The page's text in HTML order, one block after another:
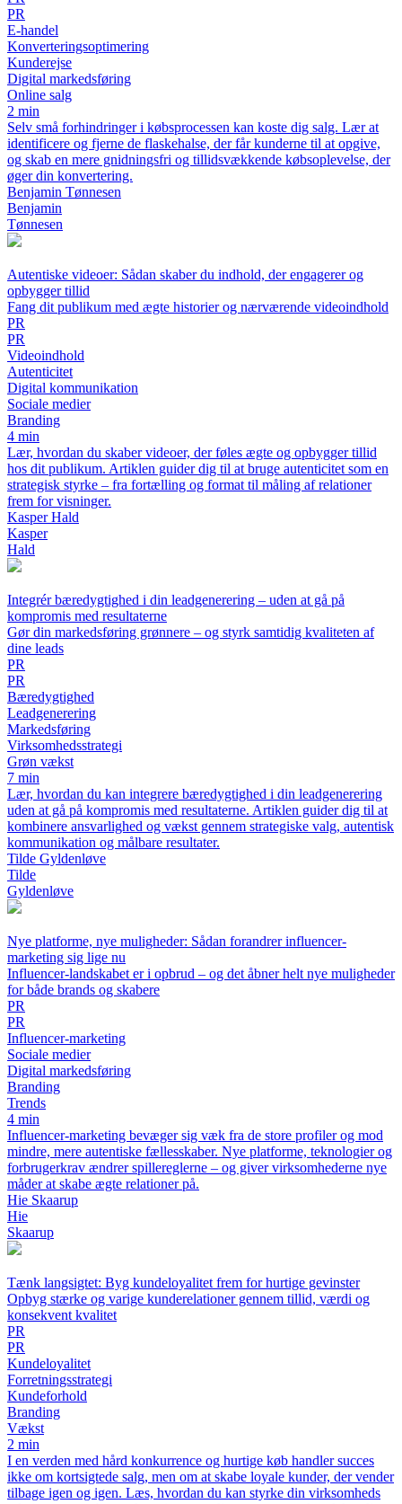
PR
E-handel
Konverteringsoptimering
Kunderejse
Digital markedsføring
Online salg
2 min
Selv små forhindringer i købsprocessen kan koste dig salg. Lær at
identificere og fjerne de flaskehalse, der får kunderne til at opgive,
og skab en mere gnidningsfri og tillidsvækkende købsoplevelse, der
øger din konvertering.
Benjamin Tønnesen
Benjamin
Tønnesen
Autentiske videoer: Sådan skaber du indhold, der engagerer og
opbygger tillid
Fang dit publikum med ægte historier og nærværende videoindhold
PR
PR
Videoindhold
Autenticitet
Digital kommunikation
Sociale medier
Branding
4 min
Lær, hvordan du skaber videoer, der føles ægte og opbygger tillid
hos dit publikum. Artiklen guider dig til at bruge autenticitet som en
strategisk styrke – fra fortælling og format til måling af relationer
frem for visninger.
Kasper Hald
Kasper
Hald
Integrér bæredygtighed i din leadgenerering – uden at gå på
kompromis med resultaterne
Gør din markedsføring grønnere – og styrk samtidig kvaliteten af
dine leads
PR
PR
Bæredygtighed
Leadgenerering
Markedsføring
Virksomhedsstrategi
Grøn vækst
7 min
Lær, hvordan du kan integrere bæredygtighed i din leadgenerering
uden at gå på kompromis med resultaterne. Artiklen guider dig til at
kombinere ansvarlighed og vækst gennem strategiske valg, autentisk
kommunikation og målbare resultater.
Tilde Gyldenløve
Tilde
Gyldenløve
Nye platforme, nye muligheder: Sådan forandrer influencer-
marketing sig lige nu
Influencer-landskabet er i opbrud – og det åbner helt nye muligheder
for både brands og skabere
PR
PR
Influencer-marketing
Sociale medier
Digital markedsføring
Branding
Trends
4 min
Influencer-marketing bevæger sig væk fra de store profiler og mod
mindre, mere autentiske fællesskaber. Nye platforme, teknologier og
forbrugerkrav ændrer spillereglerne – og giver virksomhederne nye
måder at skabe ægte relationer på.
Hie Skaarup
Hie
Skaarup
Tænk langsigtet: Byg kundeloyalitet frem for hurtige gevinster
Opbyg stærke og varige kunderelationer gennem tillid, værdi og
konsekvent kvalitet
PR
PR
Kundeloyalitet
Forretningsstrategi
Kundeforhold
Branding
Vækst
2 min
I en verden med hård konkurrence og hurtige køb handler succes
ikke om kortsigtede salg, men om at skabe loyale kunder, der vender
tilbage igen og igen. Læs, hvordan du kan styrke din virksomheds